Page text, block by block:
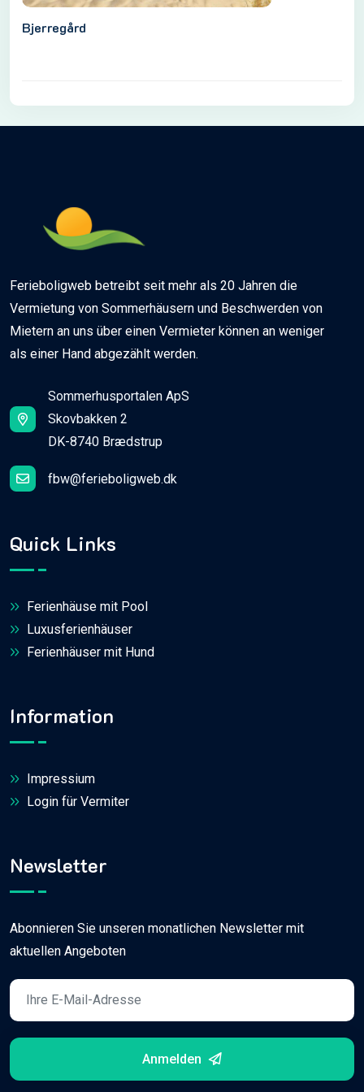
Bjerregård
Ferieboligweb betreibt seit mehr als 20 Jahren die
Vermietung von Sommerhäusern und Beschwerden von
Mietern an uns über einen Vermieter können an weniger
als einer Hand abgezählt werden.
Sommerhusportalen ApS
Skovbakken 2
DK-8740 Brædstrup
fbw@ferieboligweb.dk
Quick Links
Ferienhäuse mit Pool
Luxusferienhäuser
Ferienhäuser mit Hund
Information
Impressium
Login für Vermiter
Newsletter
Abonnieren Sie unseren monatlichen Newsletter mit
aktuellen Angeboten
Anmelden